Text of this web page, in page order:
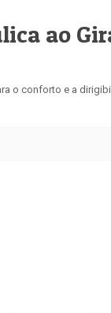
ao
o conforto e a